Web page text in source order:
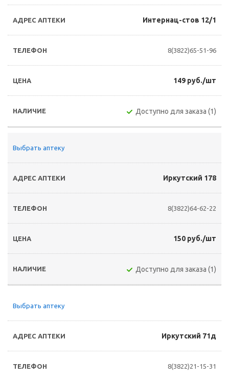
Интернац-стов 12/1
8(3822)65-51-96
149 руб./шт
Доступно для заказа (1)
Выбрать аптеку
Иркутский 178
8(3822)64-62-22
150 руб./шт
Доступно для заказа (1)
Выбрать аптеку
Иркутский 71д
8(3822)21-15-31